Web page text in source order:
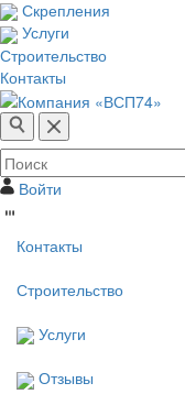
Скрепления
Услуги
Строительство
Контакты
Войти
Контакты
Строительство
Услуги
Отзывы